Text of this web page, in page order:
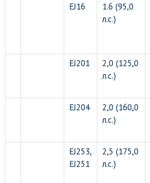
EJ16
1.6 (95,0
л.с.)
EJ201
2,0 (125,0
л.с.)
EJ204
2,0 (160,0
л.с.)
EJ253,
EJ251
2,5 (175,0
л.с.)